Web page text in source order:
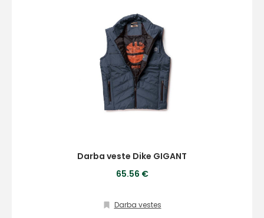
Darba veste Dike GIGANT
65.56 €
Darba vestes
186
info@hards.lv